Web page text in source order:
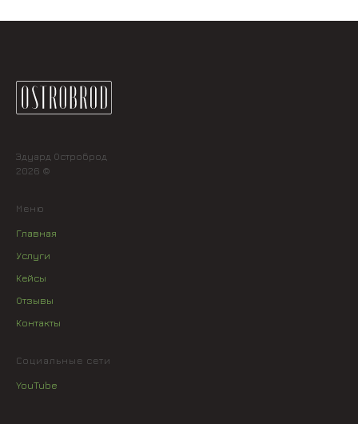
Эдуард Остроброд
2026 ©
Меню
Главная
Услуги
Кейсы
Отзывы
Контакты
Социальные сети
YouTube